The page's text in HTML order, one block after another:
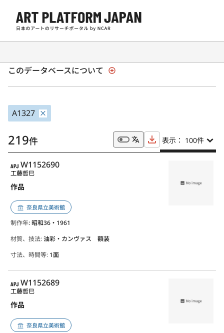
全国美術館収蔵品サーチ「SHŪZŌ」
このデータベースについて
A1327
219件 表示： 100件
APJ
W1152690
作品
工藤哲巳
奈良県立美術館
制作年: 昭和36・1961
材質、技法:油彩・カンヴァス 額装
寸法、時間等: 1面
APJ
W1152689
作品
工藤哲巳
奈良県立美術館